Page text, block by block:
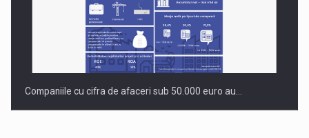
Companiile cu cifra de afaceri sub 50.000 euro au…